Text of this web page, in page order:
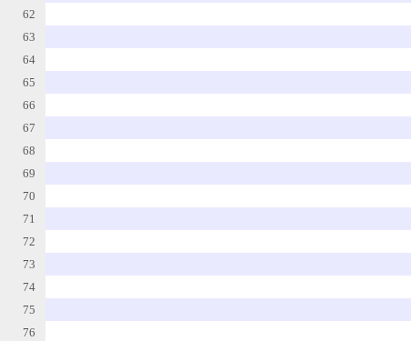
62
63
64
65
66
67
68
69
70
71
72
73
74
75
76